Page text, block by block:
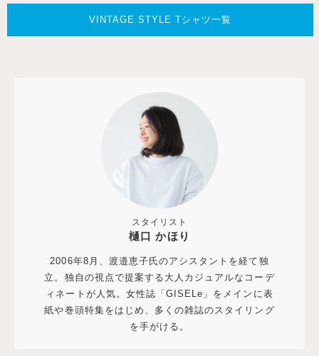
VINTAGE STYLE Tシャツ一覧
スタイリスト
樋口 かほり
2006年8月、渡邉恵子氏のアシスタントを経て独
立。独自の視点で提案する大人カジュアルなコーデ
ィネートが人気。女性誌「GISELe」をメインに表
紙や巻頭特集をはじめ、多くの雑誌のスタイリング
を手がける。